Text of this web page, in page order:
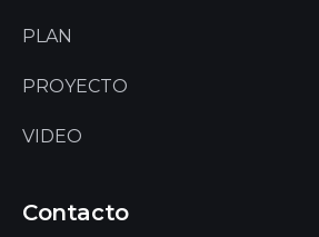
PLAN
PROYECTO
VIDEO
Contacto